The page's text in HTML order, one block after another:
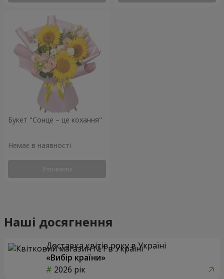
Букет "Сонце – це кохання"
Немає в наявності
Уточнити
Наші досягнення
Доставка квітів року в Україні
«Вибір країни»
2026 рік